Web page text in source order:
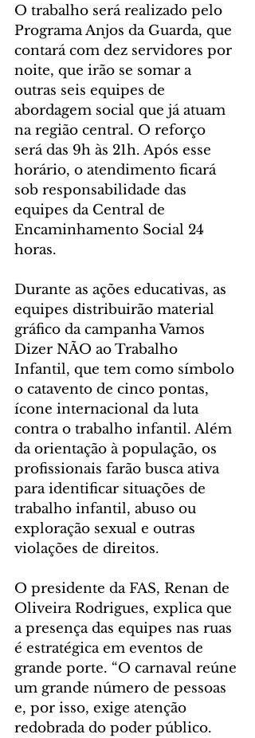
O trabalho será realizado pelo
Programa Anjos da Guarda, que
contará com dez servidores por
noite, que irão se somar a
outras seis equipes de
abordagem social que já atuam
na região central. O reforço
será das 9h às 21h. Após esse
horário, o atendimento ficará
sob responsabilidade das
equipes da Central de
Encaminhamento Social 24
horas.
Durante as ações educativas, as
equipes distribuirão material
gráfico da campanha Vamos
Dizer NÃO ao Trabalho
Infantil, que tem como símbolo
o catavento de cinco pontas,
ícone internacional da luta
contra o trabalho infantil. Além
da orientação à população, os
profissionais farão busca ativa
para identificar situações de
trabalho infantil, abuso ou
exploração sexual e outras
violações de direitos.
O presidente da FAS, Renan de
Oliveira Rodrigues, explica que
a presença das equipes nas ruas
é estratégica em eventos de
grande porte. “O carnaval reúne
um grande número de pessoas
e, por isso, exige atenção
redobrada do poder público.